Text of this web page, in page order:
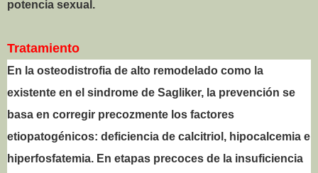
potencia sexual.
Tratamiento
En la osteodistrofia de alto remodelado como la
existente en el sindrome de Sagliker, la prevención se
basa en corregir precozmente los factores
etiopatogénicos: deficiencia de calcitriol, hipocalcemia e
hiperfosfatemia. En etapas precoces de la insuficiencia